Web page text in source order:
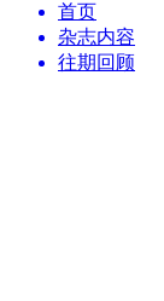
首页
杂志内容
往期回顾